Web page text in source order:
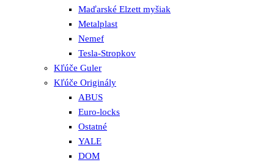
Maďarské Elzett myšiak
Metalplast
Nemef
Tesla-Stropkov
Kľúče Guler
Kľúče Originály
ABUS
Euro-locks
Ostatné
YALE
DOM